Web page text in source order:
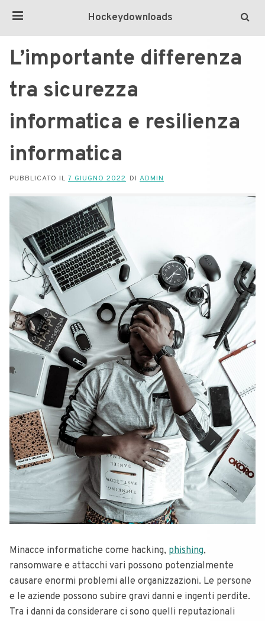
Hockeydownloads
L’importante differenza
tra sicurezza
informatica e resilienza
informatica
PUBBLICATO IL 7 GIUGNO 2022 DI ADMIN
Minacce informatiche come hacking, phishing,
ransomware e attacchi vari possono potenzialmente
causare enormi problemi alle organizzazioni. Le persone
e le aziende possono subire gravi danni e ingenti perdite.
Tra i danni da considerare ci sono quelli reputazionali